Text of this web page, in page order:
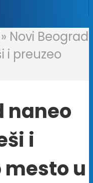
» Novi Beograd
i preuzeo
naneo
i
mesto u